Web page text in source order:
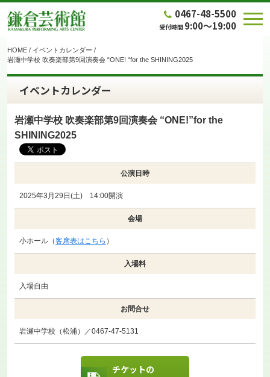
0467-48-5500
受付時間 9:00～19:00
HOME / イベントカレンダー /
岩瀬中学校 吹奏楽部第9回演奏会 “ONE! “for the SHINING2025
チケットの
イベントカレンダー
岩瀬中学校 吹奏楽部第9回演奏会 “ONE!”for the
SHINING2025
公演日時
2025年3月29日(土) 14:00開演
会場
小ホール（客席表はこちら ）
入場料
入場自由
お問合せ
岩瀬中学校（松浦）／0467-47-5131